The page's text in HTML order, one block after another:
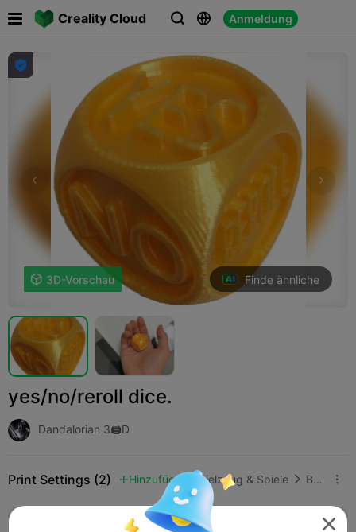
Creality Cloud   Anmeldung

 3D-Vorschau Finde ähnliche
yes/no/reroll dice.
Dandalorian 3🖨️D
Print Settings (2)  Hinzufügen Spielzeug & Spiele  Brettspiele & Kartenspiele 
K2 Pro 